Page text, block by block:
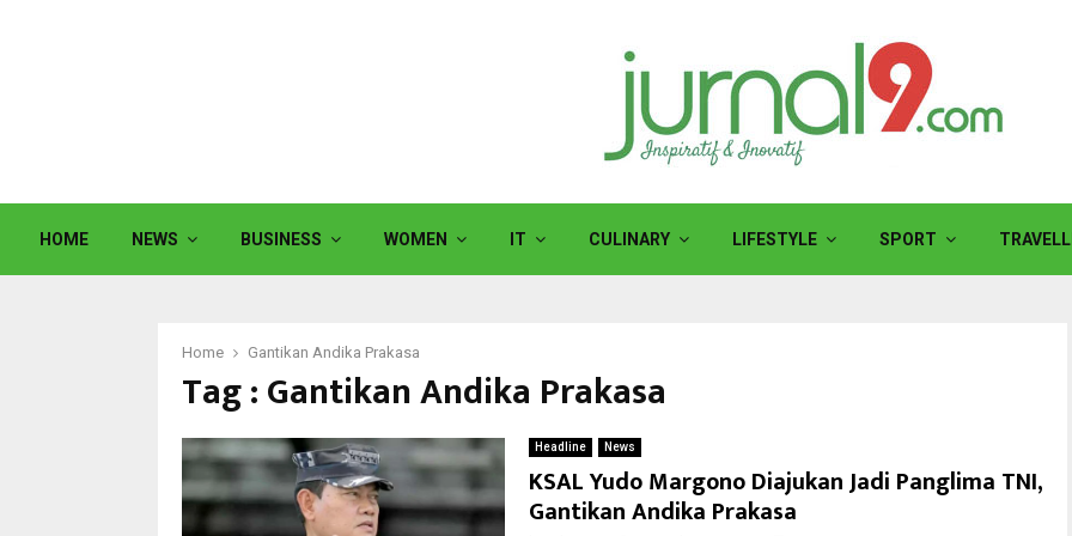
HOME NEWS BUSINESS WOMEN IT CULINARY LIFESTYLE SPORT
Home Gantikan Andika Prakasa
Tag : Gantikan Andika Prakasa
Headline News
KSAL Yudo Margono Diajukan Jadi Panglima TNI,
Gantikan Andika Prakasa